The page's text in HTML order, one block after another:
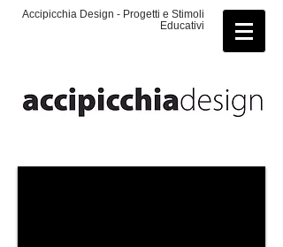
Accipicchia Design - Progetti e Stimoli
Educativi